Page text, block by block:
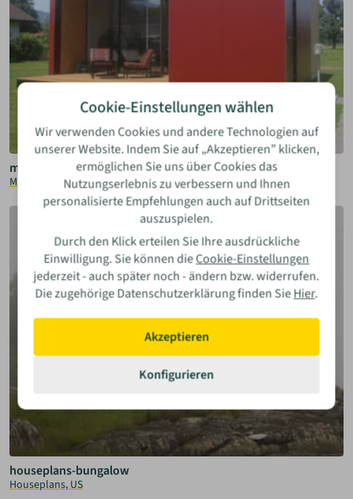
microhouse projekt
Microhouse, AT
houseplans-bungalow
Houseplans, US
Cookie-Einstellungen wählen
Wir verwenden Cookies und andere Technologien auf
unserer Website. Indem Sie auf „Akzeptieren” klicken,
ermöglichen Sie uns über Cookies das
Nutzungserlebnis zu verbessern und Ihnen
personalisierte Empfehlungen auch auf Drittseiten
auszuspielen.
Durch den Klick erteilen Sie Ihre ausdrückliche
Einwilligung. Sie können dieCookie-Einstellungen
jederzeit - auch später noch - ändern bzw. widerrufen.
Die zugehörige Datenschutzerklärung finden SieHier.
Akzeptieren
Konfigurieren